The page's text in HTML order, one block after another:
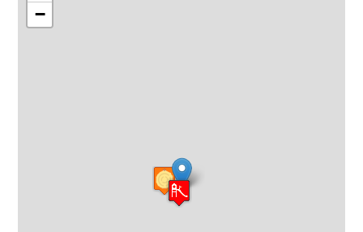
−